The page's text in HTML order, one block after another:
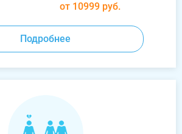
от 10999 руб.
Подробнее